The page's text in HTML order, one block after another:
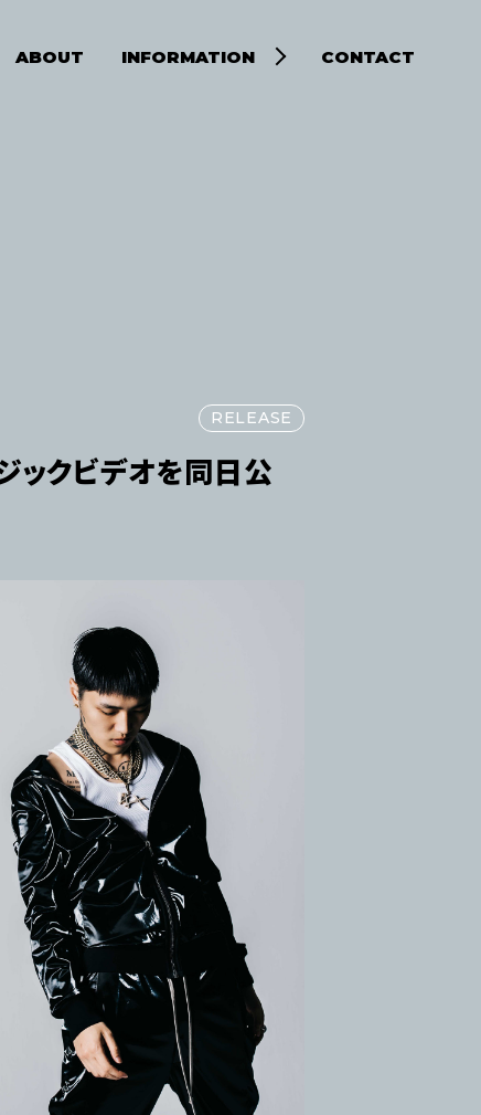
ABOUT INFORMATION CONTACT
RELEASE
ックビデオを同日公